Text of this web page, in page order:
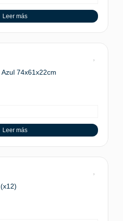
Leer más
74x61x22cm
Leer más